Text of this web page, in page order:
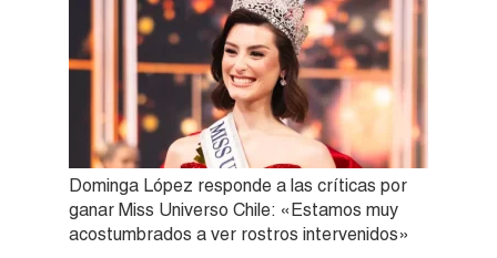
Dominga López responde a las críticas por
ganar Miss Universo Chile: «Estamos muy
acostumbrados a ver rostros intervenidos»